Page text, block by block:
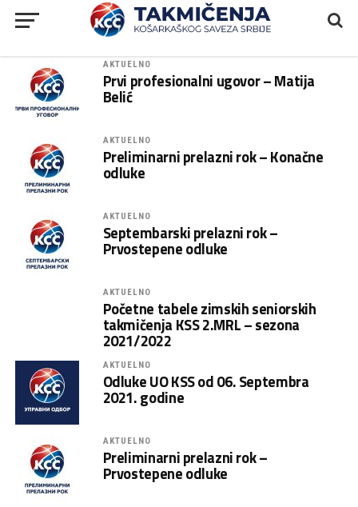
AKTUELNO
Prvi profesionalni ugovor – Matija
Belić
AKTUELNO
Preliminarni prelazni rok – Konačne
odluke
AKTUELNO
Septembarski prelazni rok –
Prvostepene odluke
AKTUELNO
Početne tabele zimskih seniorskih
takmičenja KSS 2.MRL – sezona
2021/2022
AKTUELNO
Odluke UO KSS od 06. Septembra
2021. godine
AKTUELNO
Preliminarni prelazni rok –
Prvostepene odluke